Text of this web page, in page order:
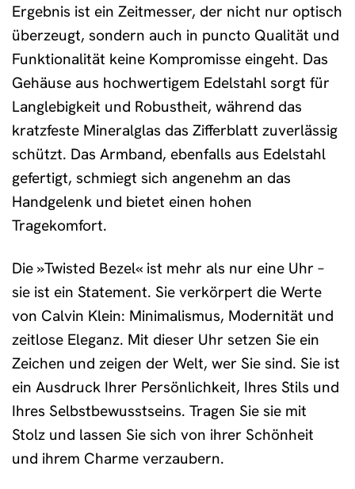
Ergebnis ist ein Zeitmesser, der nicht nur optisch
überzeugt, sondern auch in puncto Qualität und
Funktionalität keine Kompromisse eingeht. Das
Gehäuse aus hochwertigem Edelstahl sorgt für
Langlebigkeit und Robustheit, während das
kratzfeste Mineralglas das Zifferblatt zuverlässig
schützt. Das Armband, ebenfalls aus Edelstahl
gefertigt, schmiegt sich angenehm an das
Handgelenk und bietet einen hohen
Tragekomfort.
Die »Twisted Bezel« ist mehr als nur eine Uhr –
sie ist ein Statement. Sie verkörpert die Werte
von Calvin Klein: Minimalismus, Modernität und
zeitlose Eleganz. Mit dieser Uhr setzen Sie ein
Zeichen und zeigen der Welt, wer Sie sind. Sie ist
ein Ausdruck Ihrer Persönlichkeit, Ihres Stils und
Ihres Selbstbewusstseins. Tragen Sie sie mit
Stolz und lassen Sie sich von ihrer Schönheit
und ihrem Charme verzaubern.